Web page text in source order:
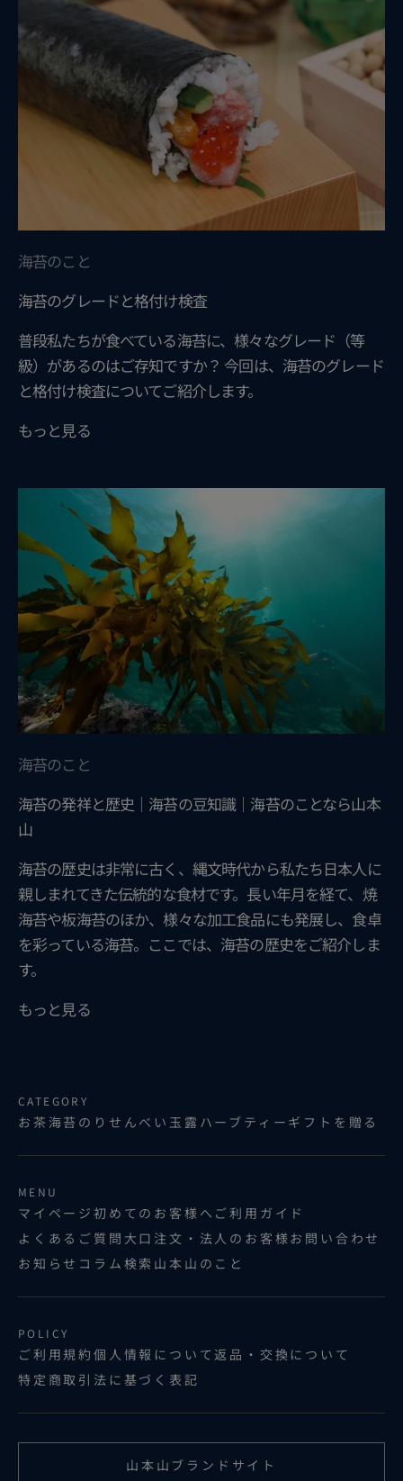
海苔のこと
海苔のグレードと格付け検査
普段私たちが食べている海苔に、様々なグレード（等
級）があるのはご存知ですか？ 今回は、海苔のグレード
と格付け検査についてご紹介します。
もっと見る
海苔のこと
海苔の発祥と歴史｜海苔の豆知識｜海苔のことなら山本
山
海苔の歴史は非常に古く、縄文時代から私たち日本人に
親しまれてきた伝統的な食材です。長い年月を経て、焼
海苔や板海苔のほか、様々な加工食品にも発展し、食卓
を彩っている海苔。ここでは、海苔の歴史をご紹介しま
す。
もっと見る
CATEGORY
お茶 海苔 のりせんべい 玉露ハーブティー ギフトを贈る
MENU
マイページ 初めてのお客様へ ご利用ガイド
よくあるご質問 大口注文・法人のお客様お問い合わせ
お知らせ コラム 検索 山本山のこと
POLICY
ご利用規約 個人情報について返品・交換について
特定商取引法に基づく表記
山本山ブランドサイト